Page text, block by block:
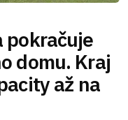
pokračuje
domu. Kraj
až na